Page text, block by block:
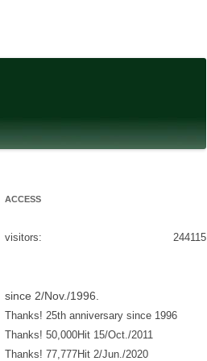
ACCESS
244115
visitors:
since 2/Nov./1996.
Thanks! 25th anniversary since 1996
Thanks! 50,000Hit 15/Oct./2011
Thanks! 77,777Hit 2/Jun./2020